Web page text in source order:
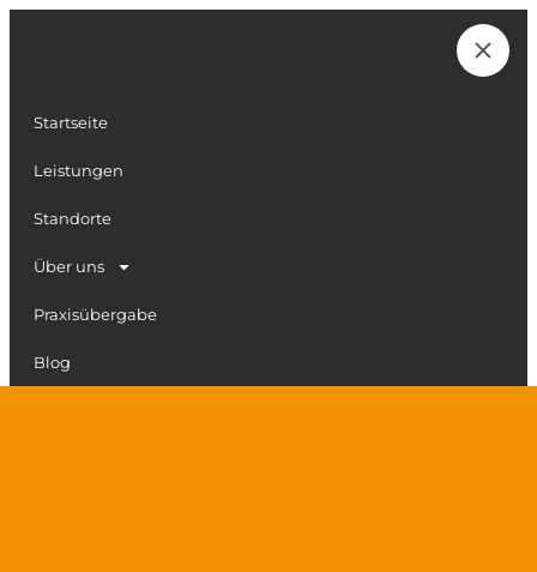
Zum
Startseite
Leistungen
Standorte
Über uns
Praxisübergabe
Blog